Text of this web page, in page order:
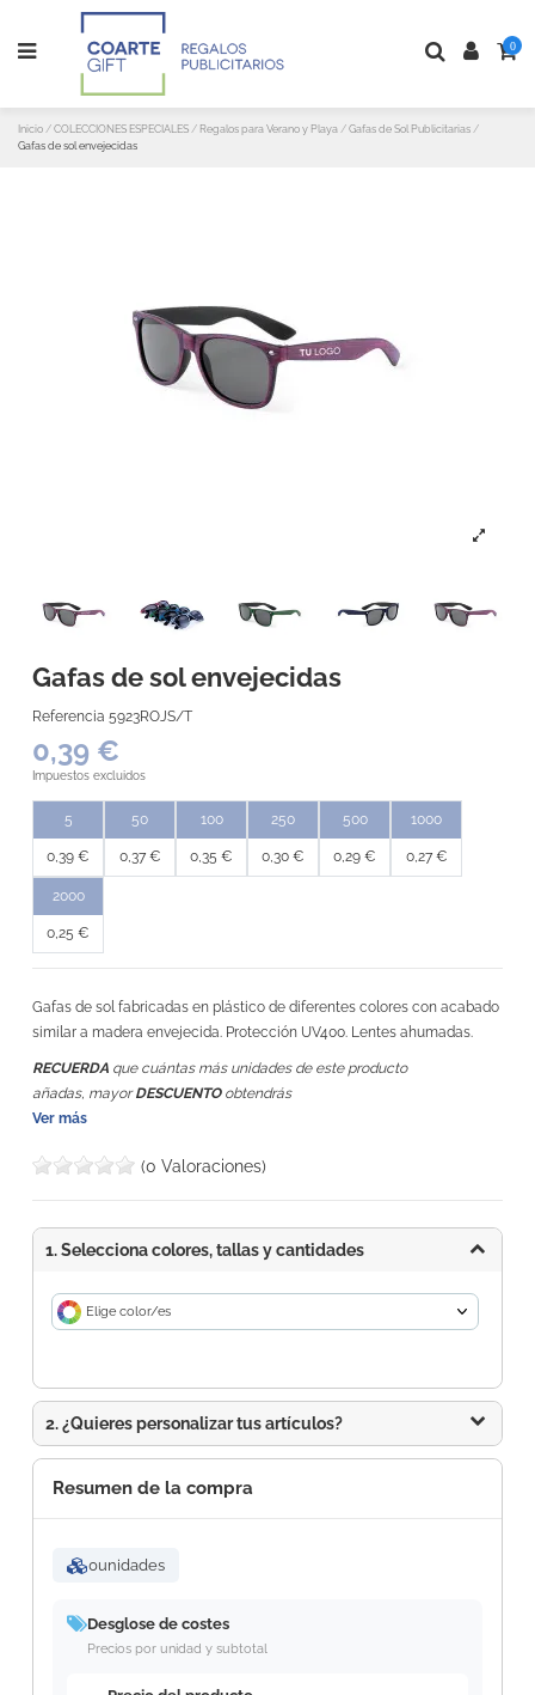
0
Inicio COLECCIONES ESPECIALES Regalos para Verano y Playa
Gafas de Sol Publicitarias
Gafas de sol envejecidas
Gafas de sol envejecidas
Referencia 5923ROJS/T
0,39 €
Impuestos excluidos
5
0,39 €
50
0,37 €
100
0,35 €
250
0,30 €
500
0,29 €
1000
0,27 €
2000
0,25 €
Gafas de sol fabricadas en plástico de diferentes colores con acabado
similar a madera envejecida. Protección UV400. Lentes ahumadas.
RECUERDA que cuántas más unidades de este producto
añadas, mayorDESCUENTOobtendrás
Ver más
(0 Valoraciones)
1. Selecciona colores, tallas y cantidades
Elige color/es
2. ¿Quieres personalizar tus artículos?
Resumen de la compra
0unidades
Desglose de costes
Precios por unidad y subtotal